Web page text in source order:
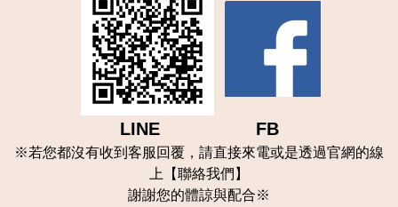
LINE FB
※若您都沒有收到客服回覆，請直接來電或是透過官網的線
上【聯絡我們 】
謝謝您的體諒與配合※